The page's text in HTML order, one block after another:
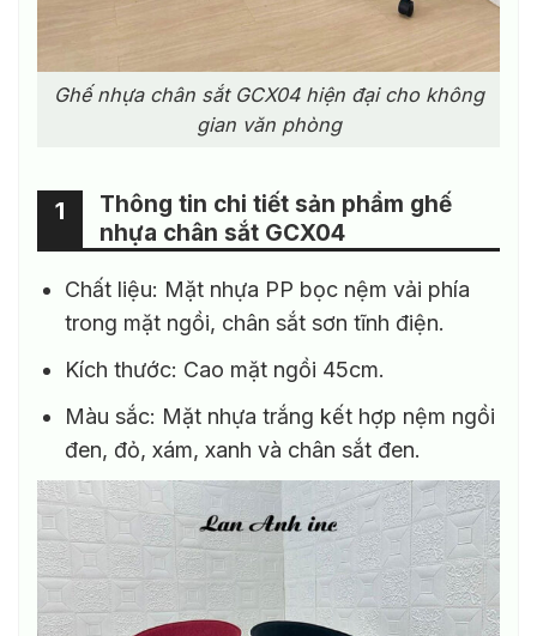
Ghế nhựa chân sắt GCX04 hiện đại cho không
gian văn phòng
Thông tin chi tiết sản phẩm ghế
nhựa chân sắt GCX04
1
Chất liệu: Mặt nhựa PP bọc nệm vải phía
trong mặt ngồi, chân sắt sơn tĩnh điện.
Kích thước: Cao mặt ngồi 45cm.
Màu sắc: Mặt nhựa trắng kết hợp nệm ngồi
đen, đỏ, xám, xanh và chân sắt đen.